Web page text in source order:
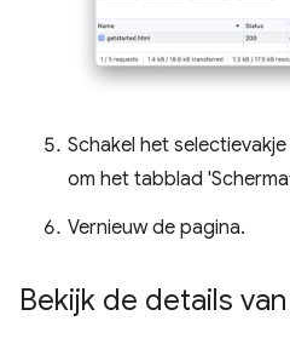
Schakel het selectievakje
om het tabblad
Vernieuw de pagina.
Bekijk de details